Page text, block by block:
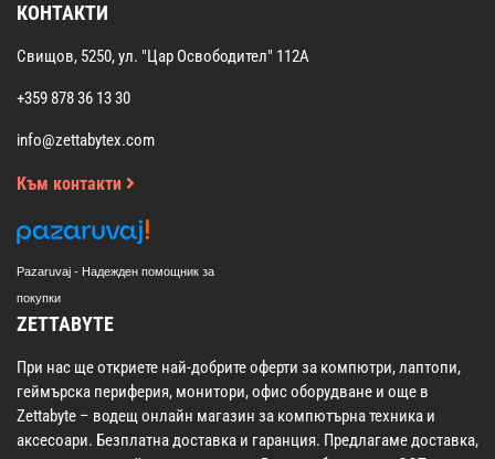
КОНТАКТИ
Свищов, 5250, ул. "Цар Освободител" 112А
+359 878 36 13 30
info@zettabytex.com
Към контакти
Pazaruvaj - Надежден помощник за
покупки
ZETTABYTE
При нас ще откриете най-добрите оферти за компютри, лаптопи,
геймърска периферия, монитори, офис оборудване и още в
Zettabyte – водещ онлайн магазин за компютърна техника и
аксесоари. Безплатна доставка и гаранция. Предлагаме доставка,